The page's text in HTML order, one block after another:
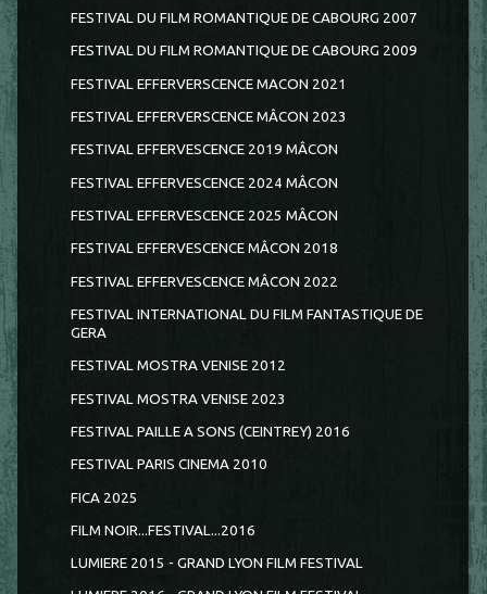
FESTIVAL DU FILM ROMANTIQUE DE CABOURG 2007
FESTIVAL DU FILM ROMANTIQUE DE CABOURG 2009
FESTIVAL EFFERVERSCENCE MACON 2021
FESTIVAL EFFERVERSCENCE MÂCON 2023
FESTIVAL EFFERVESCENCE 2019 MÂCON
FESTIVAL EFFERVESCENCE 2024 MÂCON
FESTIVAL EFFERVESCENCE 2025 MÂCON
FESTIVAL EFFERVESCENCE MÂCON 2018
FESTIVAL EFFERVESCENCE MÂCON 2022
FESTIVAL INTERNATIONAL DU FILM FANTASTIQUE DE
GERA
FESTIVAL MOSTRA VENISE 2012
FESTIVAL MOSTRA VENISE 2023
FESTIVAL PAILLE A SONS (CEINTREY) 2016
FESTIVAL PARIS CINEMA 2010
FICA 2025
FILM NOIR...FESTIVAL...2016
LUMIERE 2015 - GRAND LYON FILM FESTIVAL